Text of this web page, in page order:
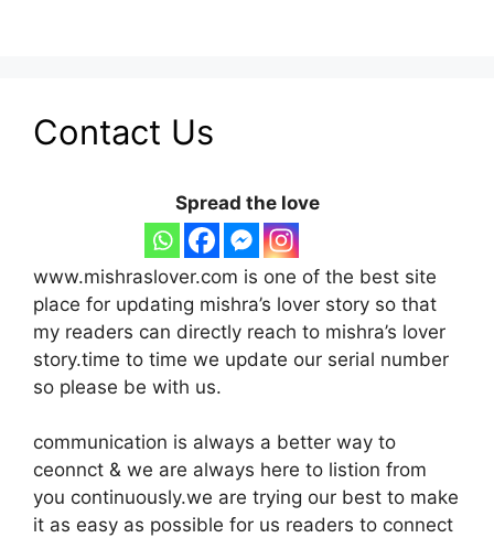
Contact Us
Spread the love
www.mishraslover.com is one of the best site
place for updating mishra’s lover story so that
my readers can directly reach to mishra’s lover
story.time to time we update our serial number
so please be with us.
communication is always a better way to
ceonnct & we are always here to listion from
you continuously.we are trying our best to make
it as easy as possible for us readers to connect